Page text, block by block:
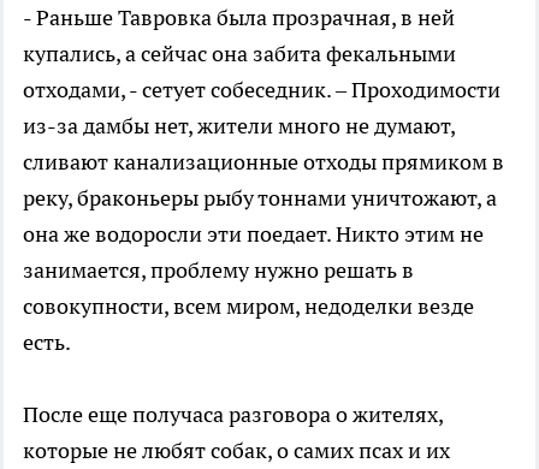
- Раньше Тавровка была прозрачная, в ней
купались, а сейчас она забита фекальными
отходами, - сетует собеседник. – Проходимости
из-за дамбы нет, жители много не думают,
сливают канализационные отходы прямиком в
реку, браконьеры рыбу тоннами уничтожают, а
она же водоросли эти поедает. Никто этим не
занимается, проблему нужно решать в
совокупности, всем миром, недоделки везде
есть.
После еще получаса разговора о жителях,
которые не любят собак, о самих псах и их